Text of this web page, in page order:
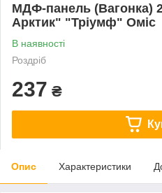
МДФ-панель (Вагонка)
Арктик" "Тріумф" Оміс
В наявності
Роздріб
237 ₴
Опис Характеристики